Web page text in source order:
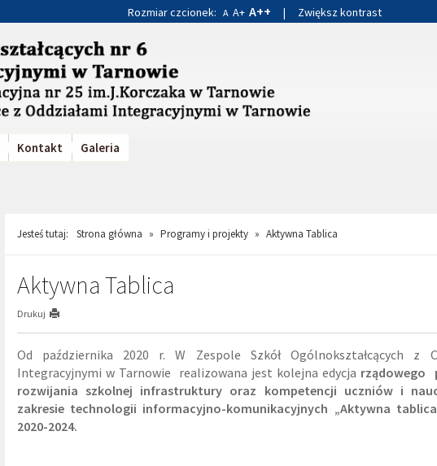
Rozmiar czcionek: A A+ A++ | Zwiększ kontrast
Kontakt Galeria
Jesteś tutaj: Strona główna » Programy i projekty » Aktywna Tablica
Aktywna Tablica
Drukuj
Od października 2020 r. W Zespole Szkół Ogólnokształcących z
Integracyjnymi w Tarnowie realizowana jest kolejna edycja rządowego
rozwijania szkolnej infrastruktury oraz kompetencji uczniów i
zakresie technologii informacyjno-komunikacyjnych „Aktywna
2020-2024.